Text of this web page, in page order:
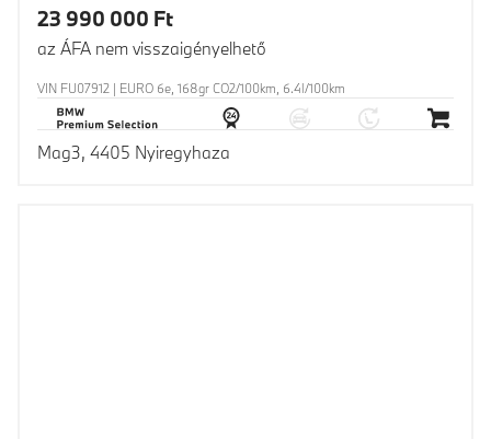
23 990 000 Ft
az ÁFA nem visszaigényelhető
VIN FU07912 | EURO 6e, 168gr CO2/100km, 6.4l/100km
Mag3, 4405 Nyiregyhaza